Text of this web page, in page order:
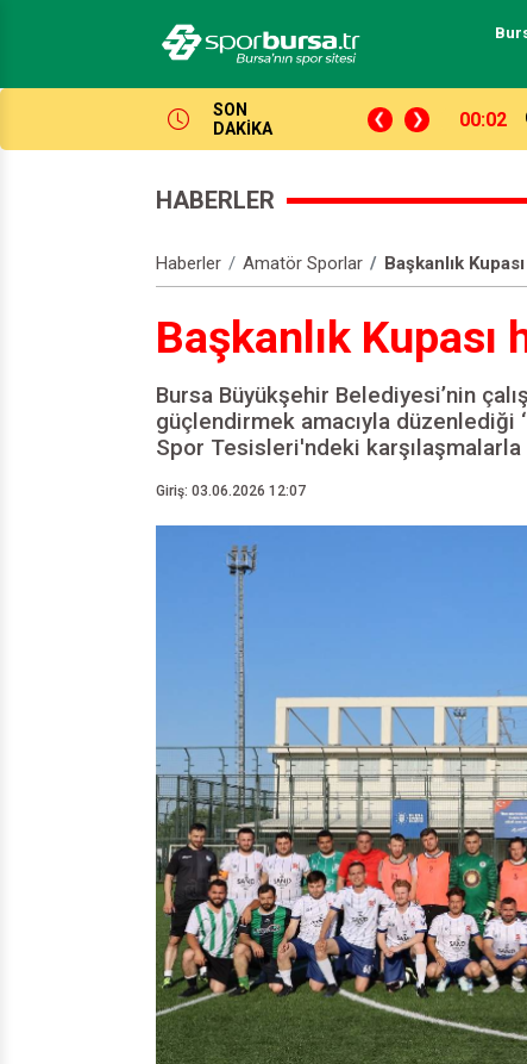
SON
DAKİKA
23:52
HABERLER
Haberler Amatör Sporlar Başkanlık
Başkanlık Kupası
Bursa Büyükşehir Belediyesi’nin
güçlendirmek amacıyla düzenlediği
Spor Tesisleri'ndeki karşılaşmalarla
Giriş: 03.06.2026 12:07